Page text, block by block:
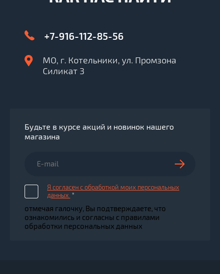
+7-916-112-85-56
МО, г. Котельники, ул. Промзона
Силикат 3
Будьте в курсе акций и новинок нашего
магазина
Я согласен с обработкой моих персональных
данных *
отмечая галочку, Вы подтверждаете, что
ознакомились и согласны с правилами
обработки персональных данных